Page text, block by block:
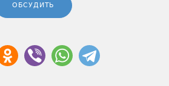
ОБСУДИТЬ